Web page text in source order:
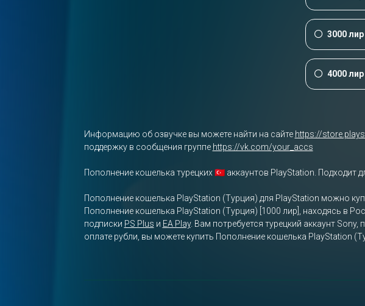
3000 лир
4000 лир
Информацию об озвучке вы можете найти на сайте https://
поддержку в сообщения группе https://vk.com/your_accs
Пополнение кошелька турецких 🇹🇷 аккаунтов PlayStation. Подходит
Пополнение кошелька PlayStation (Турция) для PlayStation можно
Пополнение кошелька PlayStation (Турция) [1000 лир], находясь в
подписки PS Plus и EA Play. Вам потребуется турецкий аккаунт
оплате рубли, вы можете купить Пополнение кошелька PlayStation